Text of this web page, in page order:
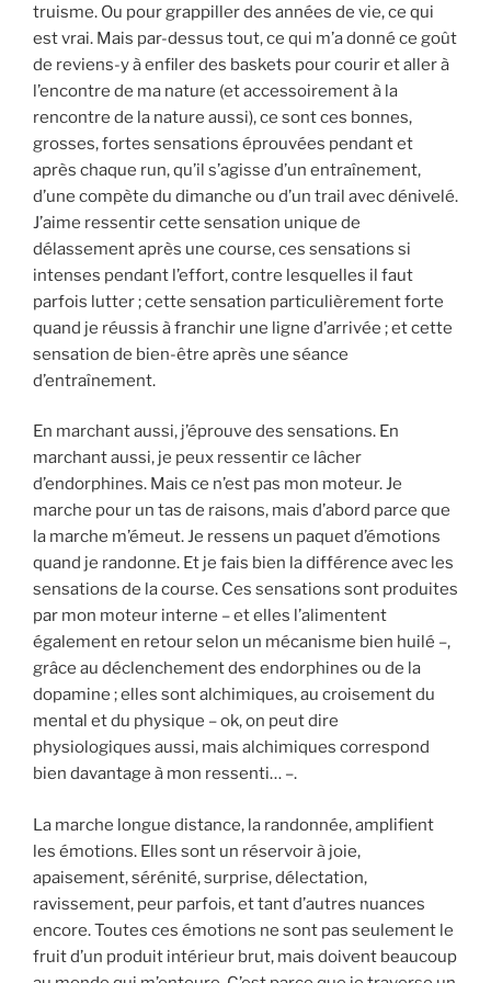
truisme. Ou pour grappiller des années de vie, ce qui
est vrai. Mais par-dessus tout, ce qui m’a donné ce goût
de reviens-y à enfiler des baskets pour courir et aller à
l’encontre de ma nature (et accessoirement à la
rencontre de la nature aussi), ce sont ces bonnes,
grosses, fortes sensations éprouvées pendant et
après chaque run, qu’il s’agisse d’un entraînement,
d’une compète du dimanche ou d’un trail avec dénivelé.
J’aime ressentir cette sensation unique de
délassement après une course, ces sensations si
intenses pendant l’effort, contre lesquelles il faut
parfois lutter ; cette sensation particulièrement forte
quand je réussis à franchir une ligne d’arrivée ; et cette
sensation de bien-être après une séance
d’entraînement.
En marchant aussi, j’éprouve des sensations. En
marchant aussi, je peux ressentir ce lâcher
d’endorphines. Mais ce n’est pas mon moteur. Je
marche pour un tas de raisons, mais d’abord parce que
la marche m’émeut. Je ressens un paquet d’émotions
quand je randonne. Et je fais bien la différence avec les
sensations de la course. Ces sensations sont produites
par mon moteur interne – et elles l’alimentent
également en retour selon un mécanisme bien huilé –,
grâce au déclenchement des endorphines ou de la
dopamine ; elles sont alchimiques, au croisement du
mental et du physique – ok, on peut dire
physiologiques aussi, mais alchimiques correspond
bien davantage à mon ressenti… –.
La marche longue distance, la randonnée, amplifient
les émotions. Elles sont un réservoir à joie,
apaisement, sérénité, surprise, délectation,
ravissement, peur parfois, et tant d’autres nuances
encore. Toutes ces émotions ne sont pas seulement le
fruit d’un produit intérieur brut, mais doivent beaucoup